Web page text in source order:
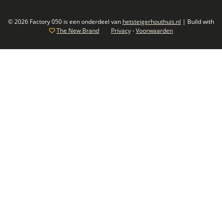
© 2026 Factory 050 is een onderdeel van hetsteigerhouthuis.nl | Build with
The New Brand
Privacy-Voorwaarden